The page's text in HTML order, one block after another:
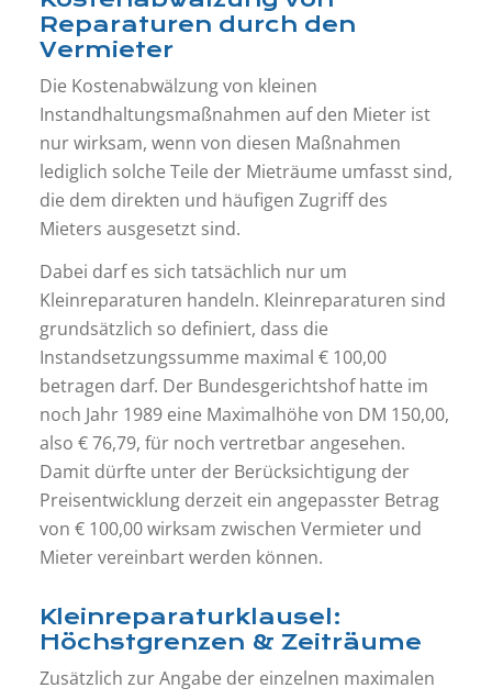
Reparaturen durch den
Vermieter
Die Kostenabwälzung von kleinen
Instandhaltungsmaßnahmen auf den Mieter ist
nur wirksam, wenn von diesen Maßnahmen
lediglich solche Teile der Mieträume umfasst sind,
die dem direkten und häufigen Zugriff des
Mieters ausgesetzt sind.
Dabei darf es sich tatsächlich nur um
Kleinreparaturen handeln. Kleinreparaturen sind
grundsätzlich so definiert, dass die
Instandsetzungssumme maximal € 100,00
betragen darf. Der Bundesgerichtshof hatte im
noch Jahr 1989 eine Maximalhöhe von DM 150,00,
also € 76,79, für noch vertretbar angesehen.
Damit dürfte unter der Berücksichtigung der
Preisentwicklung derzeit ein angepasster Betrag
von € 100,00 wirksam zwischen Vermieter und
Mieter vereinbart werden können.
Kleinreparaturklausel:
Höchstgrenzen & Zeiträume
Zusätzlich zur Angabe der einzelnen maximalen